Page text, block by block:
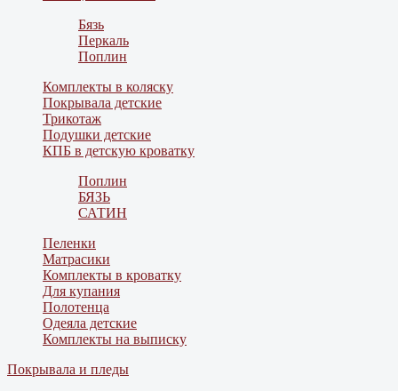
Бязь
Перкаль
Поплин
Комплекты в коляску
Покрывала детские
Трикотаж
Подушки детские
КПБ в детскую кроватку
Поплин
БЯЗЬ
САТИН
Пеленки
Матрасики
Комплекты в кроватку
Для купания
Полотенца
Одеяла детские
Комплекты на выписку
Покрывала и пледы